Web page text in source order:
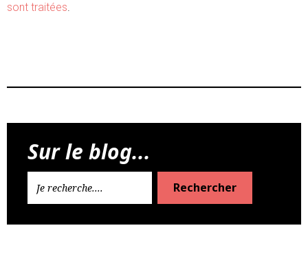
sont traitées.
Sur le blog...
Rechercher